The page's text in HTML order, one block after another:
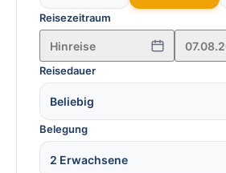
Reisezeitraum
Reisedauer
Beliebig
Belegung
2 Erwachsene